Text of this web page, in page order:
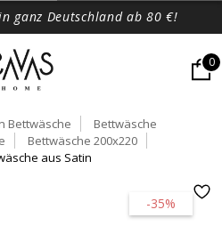
ganz Deutschland ab 80 €!
0
Bettwäsche
Bettwäsche
Bettwäsche 200x220
aus Satin
-35%